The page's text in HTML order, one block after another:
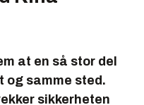
at en så stor del
og samme sted.
sikkerheten